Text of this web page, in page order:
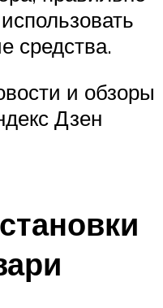
средства.
и обзоры
Дзен